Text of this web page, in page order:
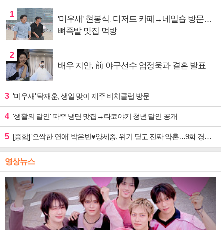
1
'미우새' 현봉식, 디저트 카페→네일숍 방문…
뼈족발 맛집 먹방
2
배우 지안, 前 야구선수 엄정욱과 결혼 발표
3 '미우새' 탁재훈, 생일 맞이 제주 비치클럽 방문
4 '생활의 달인' 파주 냉면 맛집→타코야키 청년 달인 공개
5 [종합] '오싹한 연애' 박은빈♥양세종, 위기 딛고 진짜 약혼…9화 경영권 사수 작전 예고
영상뉴스